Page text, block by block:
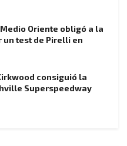
Oriente obligó a la
un test de Pirelli en
consiguió la
Superspeedway